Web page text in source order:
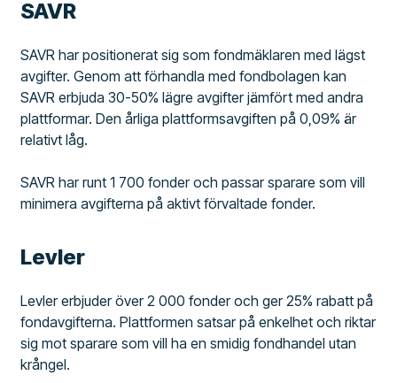
SAVR
SAVR har positionerat sig som fondmäklaren med lägst
avgifter. Genom att förhandla med fondbolagen kan
SAVR erbjuda 30-50% lägre avgifter jämfört med andra
plattformar. Den årliga plattformsavgiften på 0,09% är
relativt låg.
SAVR har runt 1 700 fonder och passar sparare som vill
minimera avgifterna på aktivt förvaltade fonder.
Levler
Levler erbjuder över 2 000 fonder och ger 25% rabatt på
fondavgifterna. Plattformen satsar på enkelhet och riktar
sig mot sparare som vill ha en smidig fondhandel utan
krångel.